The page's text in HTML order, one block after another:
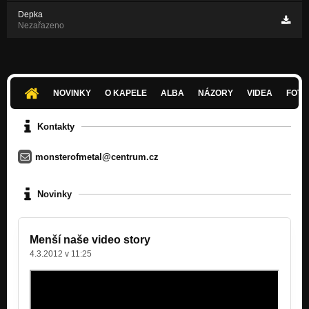
Depka
Nezařazeno
NOVINKY O KAPELE ALBA NÁZORY VIDEA
Kontakty
monsterofmetal@centrum.cz
Novinky
Menší naše video story
4.3.2012 v 11:25